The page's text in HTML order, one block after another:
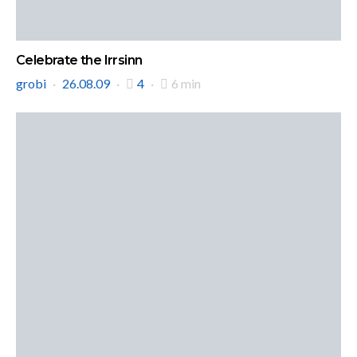
Celebrate the Irrsinn
grobi
26.08.09 4 6 min